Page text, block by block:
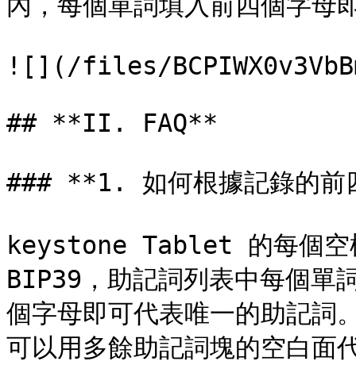
![](/files/
## **II. FAQ**
### **1. 如何根據記錄的前
keystone Tablet 的每個空
BIP39，助記詞列表中每個
個字母即可代表唯一的助記
可以用多餘助記詞塊的空白面